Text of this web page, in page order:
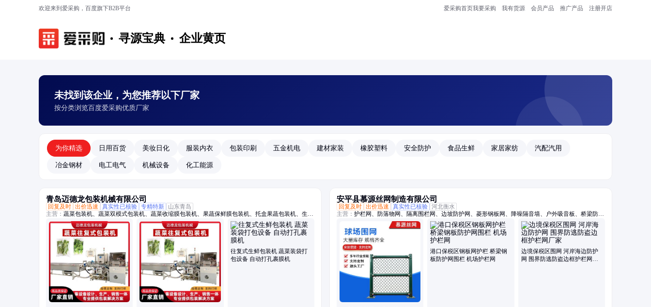
欢迎来到爱采购，百度旗下B2B平台 爱采购首页我要采购 我有货源 会员产品 推广产品 注册开店
寻源宝典 企业黄页
未找到该企业，为您推荐以下厂家
按分类浏览百度爱采购优质厂家
为你精选 日用百货 美妆日化 服装内衣 包装印刷 五金机电 建材家装 橡胶塑料 安全防护 食品生鲜 家居家纺 汽配汽用
冶金钢材 电工电气 机械设备 化工能源
青岛迈德龙包装机械有限公司
回复及时 出价迅速 真实性已核验 专精特新
山东青岛
主营： 蔬菜包装机、蔬菜双模式包装机、蔬菜收缩膜包装机、果蔬保鲜膜包装机、托盒果蔬包装机、生鲜
包装机、保鲜包装机、蔬菜高速包装机、称重贴标机、冬瓜定量切片机
往复式生鲜包装机 蔬菜装袋打
包设备 自动打孔裹膜机
安平县慕源丝网制造有限公司
回复及时 出价迅速 真实性已核验 河北衡水
主营： 护栏网、防落物网、隔离围栏网、边坡防护网、菱形钢板网、降噪隔音墙、户外吸音板、桥梁防护
网、防落物围栏网、篮球场围栏网、柔性钢丝绳网、斜坡防落石网、光伏电站围栏、高架桥梁隔音屏、保
税区围界
港口保税区钢板网护栏 桥梁钢
板防护网围栏 机场护栏网
边境保税区围网 河岸海边防护
网 围界防逃防盗边框护栏网厂